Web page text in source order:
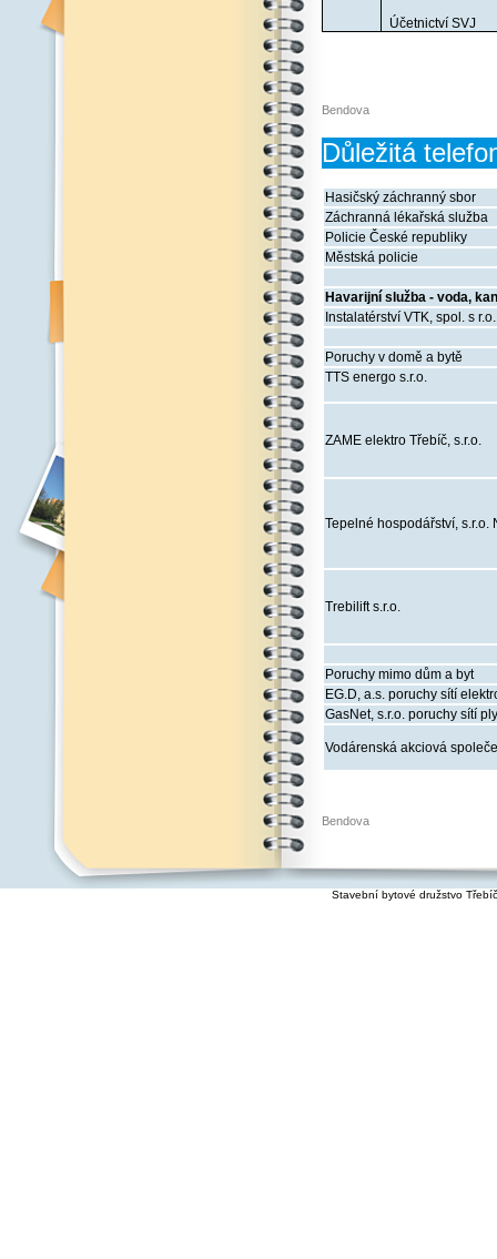
Účetnictví SVJ
Bendova
Důležitá
Hasičský záchranný sbor
Záchranná lékařská služba
Policie České republiky
Městská policie
Havarijní služba - voda,
Instalatérství VTK, spol. s
Poruchy v domě a bytě
TTS energo s.r.o.
ZAME elektro Třebíč, s.r.o.
Tepelné hospodářství, s.r.o.
Trebilift s.r.o.
Poruchy mimo dům a byt
EG.D, a.s. poruchy sítí
GasNet, s.r.o. poruchy sítí
Vodárenská akciová
Bendova
Stavební bytové družstvo